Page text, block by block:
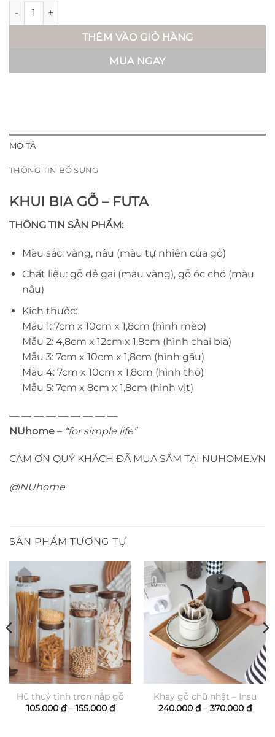
Khui bia gỗ - Futa số lượng
THÊM VÀO GIỎ HÀNG
MUA NGAY
MÔ TẢ
THÔNG TIN BỔ SUNG
KHUI BIA GỖ – FUTA
THÔNG TIN SẢN PHẨM:
Màu sắc: vàng, nâu (màu tự nhiên của gỗ)
Chất liệu: gỗ dẻ gai (màu vàng), gỗ óc chó (màu
nâu)
Kích thước:
Mẫu 1: 7cm x 10cm x 1,8cm (hình mèo)
Mẫu 2: 4,8cm x 12cm x 1,8cm (hình chai bia)
Mẫu 3: 7cm x 10cm x 1,8cm (hình gấu)
Mẫu 4: 7cm x 10cm x 1,8cm (hình thỏ)
Mẫu 5: 7cm x 8cm x 1,8cm (hình vịt)
— — — — — — — — —
NUhome – “for simple life”
CẢM ƠN QUÝ KHÁCH ĐÃ MUA SẮM TẠI NUHOME.VN
@NUhome
SẢN PHẨM TƯƠNG TỰ
Hũ thuỷ tinh trơn nắp gỗ
105.000 ₫ – 155.000 ₫Khoảng
giá:
Khay gỗ chữ nhật – Insu
240.000 ₫ – 370.000 ₫
giá: